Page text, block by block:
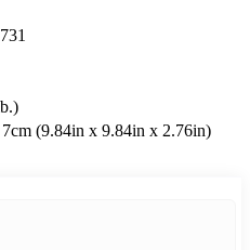
(9.84in x 9.84in x 2.76in)